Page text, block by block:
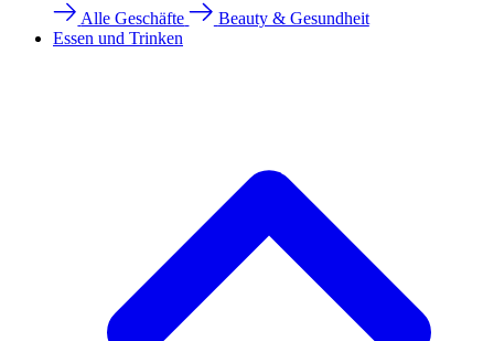
Alle Geschäfte
Beauty & Gesundheit
Essen und Trinken